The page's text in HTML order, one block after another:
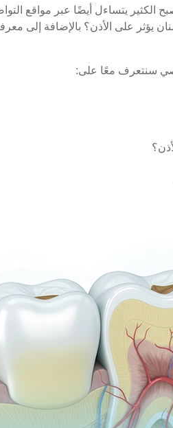
الكثير يتساءل أيضًا عبر مواقع
يؤثر على الأذن؟ بالإضافة إلى
سنتعرف معًا على: